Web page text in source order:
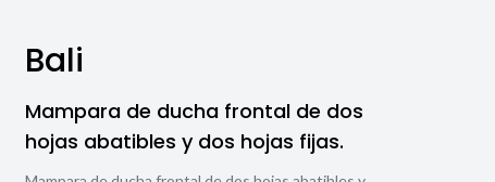
Bali
Mampara de ducha frontal de dos
hojas abatibles y dos hojas fijas.